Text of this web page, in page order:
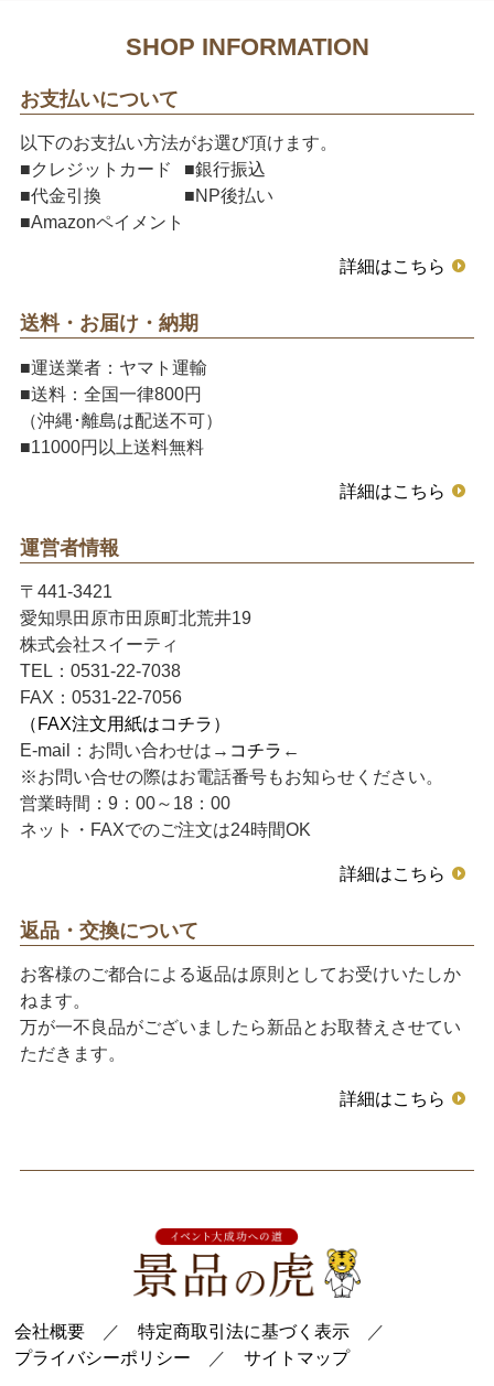
SHOP INFORMATION
お支払いについて
以下のお支払い方法がお選び頂けます。
■クレジットカード
■銀行振込
■代金引換
■NP後払い
■Amazonペイメント
詳細はこちら
送料・お届け・納期
■運送業者：ヤマト運輸
■送料：全国一律800円
（沖縄･離島は配送不可）
■11000円以上送料無料
詳細はこちら
運営者情報
〒441-3421
愛知県田原市田原町北荒井19
株式会社スイーティ
TEL：0531-22-7038
FAX：0531-22-7056
（FAX注文用紙はコチラ）
E-mail：お問い合わせは→ コチラ ←
※お問い合せの際はお電話番号もお知らせください。
営業時間：9：00～18：00
ネット・FAXでのご注文は24時間OK
詳細はこちら
返品・交換について
お客様のご都合による返品は原則としてお受けいたしか
ねます。
万が一不良品がございましたら新品とお取替えさせてい
ただきます。
詳細はこちら
会社概要 ／特定商取引法に基づく表示 ／
プライバシーポリシー ／サイトマップ